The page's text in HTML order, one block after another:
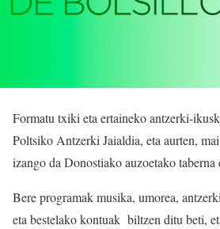
Formatu txiki eta ertaineko antzerki-
Poltsiko Antzerki Jaialdia, eta aurten,
izango da Donostiako auzoetako taberna
Bere programak musika, umorea,
eta bestelako kontuak biltzen ditu beti,